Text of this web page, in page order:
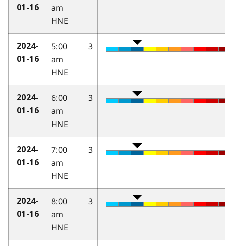
01-16
am
HNE
2024-
01-16
5:00
am
HNE
3
2024-
01-16
6:00
am
HNE
3
2024-
01-16
7:00
am
HNE
3
2024-
01-16
8:00
am
HNE
3